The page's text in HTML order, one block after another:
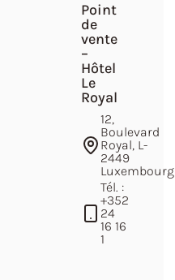
Point
de
vente
–
Hôtel
Le
Royal
12,
Boulevard
Royal, L-
2449
Luxembourg
Tél. :
+352
24
16 16
1